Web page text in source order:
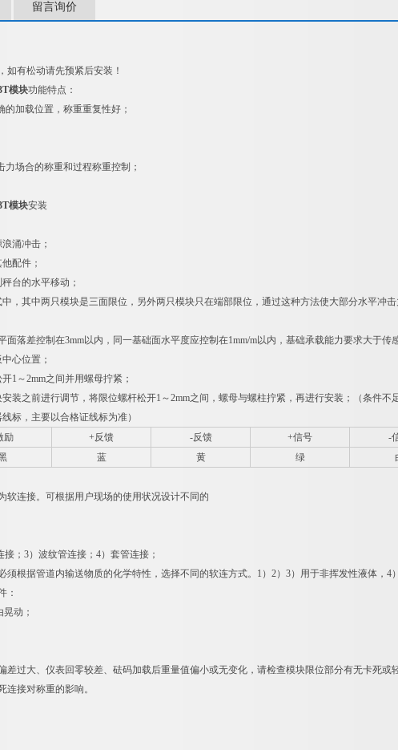
留言询价
如有松动请先预紧后安装！
模块功能特点：
加载位置，称重重复性好；
场合的称重和过程称重控制；
模块安装
涌冲击；
配件；
台的水平移动；
，其中两只模块是三面限位，另外两只模块只在端部限位，通过这种方法使大部分水平冲击
落差控制在3mm以内，同一基础面水平度应控制在1mm/m以内，基础承载能力要求大于传
心位置；
1～2mm之间并用螺母拧紧；
装之前进行调节，将限位螺杆松开1～2mm之间，螺母与螺柱拧紧，再进行安装；（条件不
标，主要以合格证线标为准）
励 +反馈 -反馈 +信号 -
蓝 黄 绿
软连接。可根据用户现场的使用状况设计不同的
；3）波纹管连接；4）套管连接；
须根据管道内输送物质的化学特性，选择不同的软连方式。1）2）3）用于非挥发性液体，4
：
动；
差过大、仪表回零较差、砝码加载后重量值偏小或无变化，请检查模块限位部分有无卡死或
连接对称重的影响。